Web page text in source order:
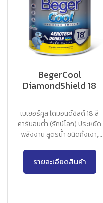
BegerCool
DiamondShield 18
เบเยอร์คูล ไดมอนด์ชิลด์ 18 สี
คาร์บอนต่ำ (รักษ์โลก) ประหยัด
พลังงาน สูตรน้ำ ชนิดกึ่งเงา,
รายละเอียดสินค้า